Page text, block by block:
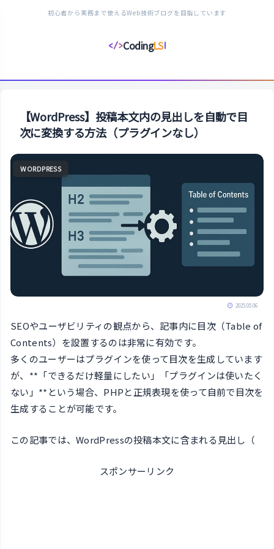
初心者から実務まで使えるWeb技術ブログを目指しています
</>CodingLS
コ
デ
ン
グ
フ
ス
タ
イ
ル
【WordPress】投稿本文内の見出しを自動で目
次に変換する方法（プラグインなし）
WORDPRESS
2025.05.06
SEOやユーザビリティの観点から、記事内に目次（Table of
Contents）を設置するのは非常に有効です。
多くのユーザーはプラグインを使って目次を生成しています
が、**「できるだけ軽量にしたい」「プラグインは使いたく
ない」**という場合、PHPと正規表現を使って自前で目次を
生成することが可能です。
この記事では、WordPressの投稿本文に含まれる見出し（
スポンサーリンク